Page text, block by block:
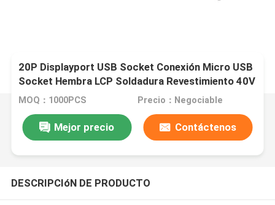
20P Displayport USB Socket Conexión Micro USB
Socket Hembra LCP Soldadura Revestimiento 40V
MOQ：1000PCS Precio：Negociable
Mejor precio Contáctenos
DESCRIPCIóN DE PRODUCTO